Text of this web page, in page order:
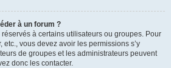
à un forum ?
à certains utilisateurs ou groupes. Pour
etc., vous devez avoir les permissions s’y
de groupes et les administrateurs peuvent
donc les contacter.